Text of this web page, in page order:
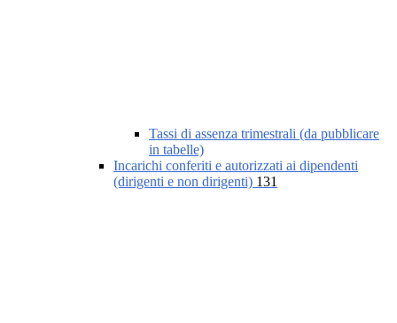
Tassi di assenza trimestrali (da pubblicare
in tabelle)
Incarichi conferiti e autorizzati ai dipendenti
(dirigenti e non dirigenti) 131